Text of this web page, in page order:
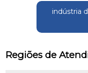
indústria
Regiões de